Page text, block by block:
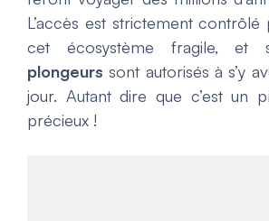
L’accès est strictement
cet écosystème fragile, et
plongeurs sont autorisés à s’y
jour. Autant dire que c’est un
précieux !